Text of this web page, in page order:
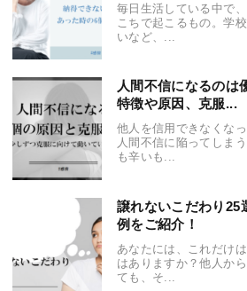
毎日生活している中で
こちで起こるもの。学
いなど、...
人間不信になるのは
特徴や原因、克服...
他人を信用できなくな
人間不信に陥ってしま
も辛いも...
譲れないこだわり25
例をご紹介！
あなたには、これだけ
はありますか？他人か
ても、そ...